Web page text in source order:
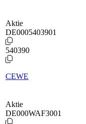
Aktie
DE0005403901
540390
CEWE
Aktie
DE000WAF3001